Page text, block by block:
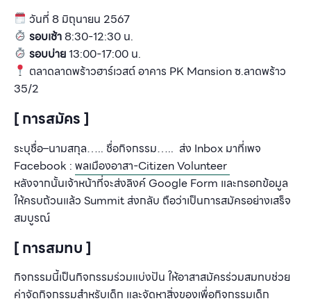
วันที่ 8 มิถุนายน 2567
รอบเช้า8:30-12:30 น.
รอบบ่าย13:00-17:00 น.
ตลาดลาดพร้าวฮาร์เวสต์ อาคาร PK Mansion ซ.ลาดพร้าว
35/2
[ การสมัคร ]
ระบุชื่อ–นามสกุล….. ชื่อกิจกรรม….. ส่ง Inbox มาที่เพจ
Facebook : พลเมืองอาสา-Citizen Volunteer
หลังจากนั้นเจ้าหน้าที่จะส่งลิงค์ Google Form และกรอกข้อมูล
ให้ครบถ้วนแล้ว Summit ส่งกลับ ถือว่าเป็นการสมัครอย่างเสร็จ
สมบูรณ์
[ การสมทบ ]
กิจกรรมนี้เป็นกิจกรรมร่วมแบ่งปัน ให้อาสาสมัครร่วมสมทบช่วย
ค่าจัดกิจกรรมสำหรับเด็ก และจัดหาสิ่งของเพื่อกิจกรรมเด็ก